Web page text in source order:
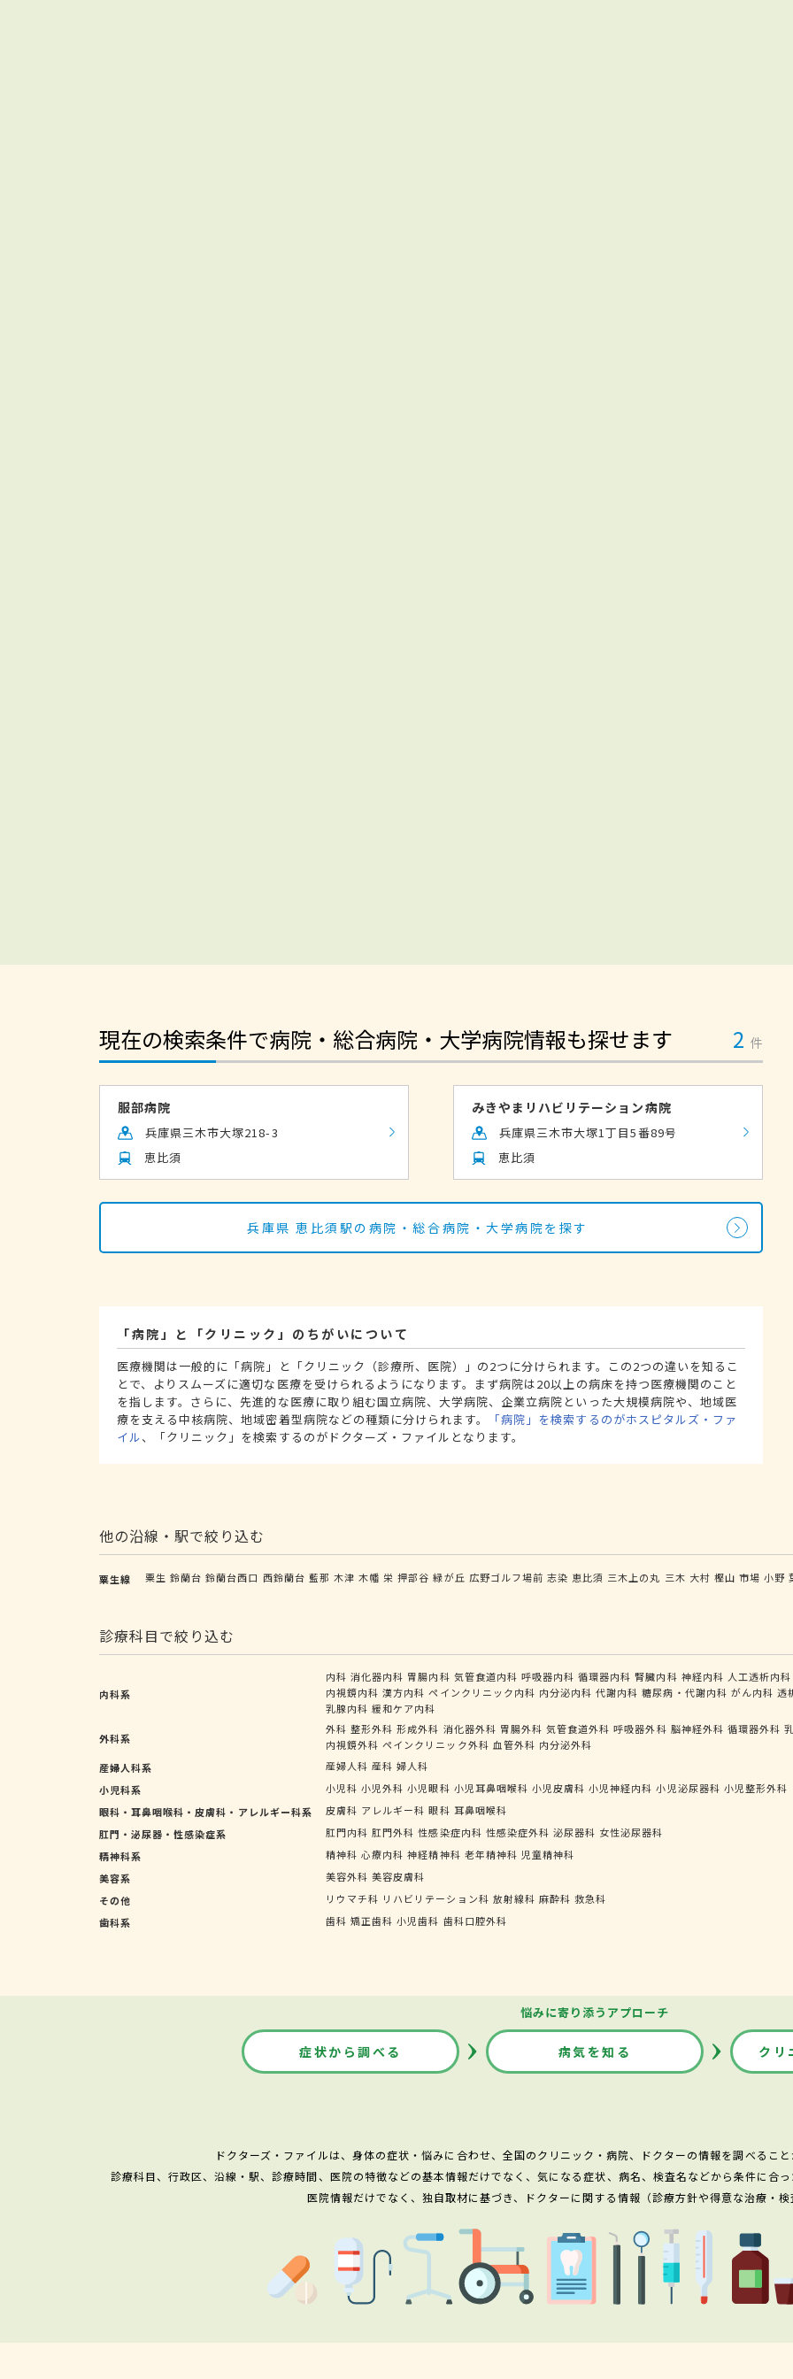
現在の検索条件で病院・総合病院・大学病院情報も探せます 2 件
服部病院
兵庫県三木市大塚218-3
恵比須
みきやまリハビリテーション病院
兵庫県三木市大塚1丁目5番89号
恵比須
兵庫県 恵比須駅の病院・総合病院・大学病院を探す
「病院」と「クリニック」のちがいについて
医療機関は一般的に「病院」と「クリニック（診療所、医院）」の2つに分けられます。この2つの違いを知るこ
とで、よりスムーズに適切な医療を受けられるようになります。まず病院は20以上の病床を持つ医療機関のこと
を指します。さらに、先進的な医療に取り組む国立病院、大学病院、企業立病院といった大規模病院や、地域医
療を支える中核病院、地域密着型病院などの種類に分けられます。
「病院」を検索するのがホスピタルズ・ファ
イル、「クリニック」を検索するのがドクターズ・ファイルとなります。
他の沿線・駅で絞り込む
粟生線 粟生 鈴蘭台 鈴蘭台西口 西鈴蘭台 藍那 木津 木幡 栄 押部谷 緑が丘 広野ゴルフ場前 志染 恵比須 三木上の丸 三木 大村 樫山 市場 小野
診療科目で絞り込む
内科系
内科 消化器内科 胃腸内科 気管食道内科 呼吸器内科 循環器内科 腎臓内科 神経内科 人工透析内科
内視鏡内科 漢方内科 ペインクリニック内科 内分泌内科 代謝内科 糖尿病・代謝内科 がん内科 透
乳腺内科 緩和ケア内科
外科系
外科 整形外科 形成外科 消化器外科 胃腸外科 気管食道外科 呼吸器外科 脳神経外科 循環器外科
内視鏡外科 ペインクリニック外科 血管外科 内分泌外科
産婦人科系
産婦人科 産科 婦人科
小児科系
小児科 小児外科 小児眼科 小児耳鼻咽喉科 小児皮膚科 小児神経内科 小児泌尿器科 小児整形外科
眼科・耳鼻咽喉科・皮膚科・アレルギー科系
皮膚科 アレルギー科 眼科 耳鼻咽喉科
肛門・泌尿器・性感染症系
肛門内科 肛門外科 性感染症内科 性感染症外科 泌尿器科 女性泌尿器科
精神科系
精神科 心療内科 神経精神科 老年精神科 児童精神科
美容系
美容外科 美容皮膚科
その他
リウマチ科 リハビリテーション科 放射線科 麻酔科 救急科
歯科系
歯科 矯正歯科 小児歯科 歯科口腔外科
悩みに寄り添うアプローチ
症状から調べる 病気を知る クリ
ドクターズ・ファイルは、身体の症状・悩みに合わせ、全国のクリニック・病院、ドクターの情報を調べるこ
診療科目、行政区、沿線・駅、診療時間、医院の特徴などの基本情報だけでなく、気になる症状、病名、検査名などから条件に合
医院情報だけでなく、独自取材に基づき、ドクターに関する情報（診療方針や得意な治療・